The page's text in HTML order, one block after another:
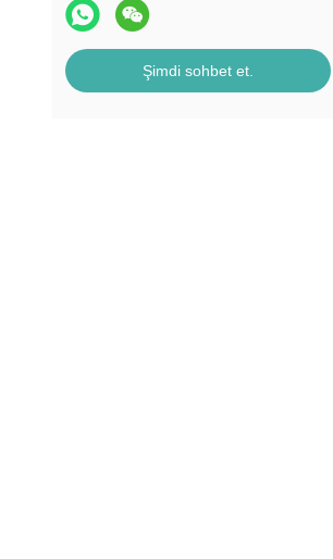
Şimdi sohbet et.